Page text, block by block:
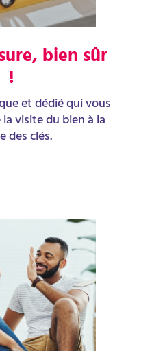
bien sûr
!
et dédié qui vous
visite du bien à la
des clés.